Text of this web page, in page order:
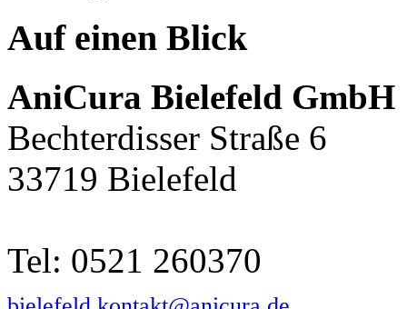
Auf einen Blick
AniCura Bielefeld GmbH
Bechterdisser Straße 6
33719 Bielefeld
Tel: 0521 260370